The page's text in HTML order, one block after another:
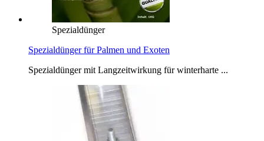
Spezialdünger
Spezialdünger für Palmen und Exoten
Spezialdünger mit Langzeitwirkung für winterharte ...